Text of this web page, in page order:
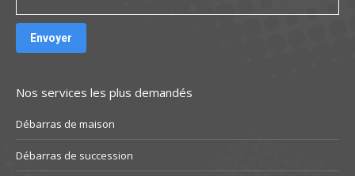
Nos services les plus demandés
Débarras de maison
Débarras de succession